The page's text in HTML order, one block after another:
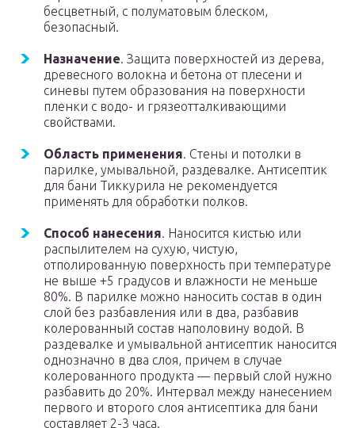
бесцветный, с полуматовым блеском,
безопасный.
Назначение. Защита поверхностей из дерева,
древесного волокна и бетона от плесени и
синевы путем образования на поверхности
пленки с водо- и грязеотталкивающими
свойствами.
Область применения. Стены и потолки в
парилке, умывальной, раздевалке. Антисептик
для бани Тиккурила не рекомендуется
применять для обработки полков.
Способ нанесения. Наносится кистью или
распылителем на сухую, чистую,
отполированную поверхность при температуре
не выше +5 градусов и влажности не меньше
80%. В парилке можно наносить состав в один
слой без разбавления или в два, разбавив
колерованный состав наполовину водой. В
раздевалке и умывальной антисептик наносится
однозначно в два слоя, причем в случае
колерованного продукта — первый слой нужно
разбавить до 20%. Интервал между нанесением
первого и второго слоя антисептика для бани
составляет 2-3 часа.